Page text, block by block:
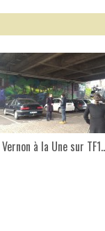
Vernon à la Une sur